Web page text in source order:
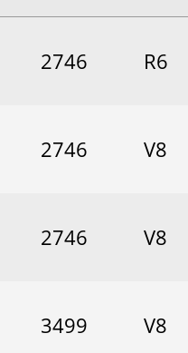
2746 R6
2746 V8
2746 V8
3499 V8